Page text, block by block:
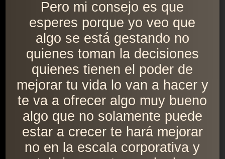
Pero mi consejo es que
esperes porque yo veo que
algo se está gestando no
quienes toman la decisiones
quienes tienen el poder de
mejorar tu vida lo van a hacer y
te va a ofrecer algo muy bueno
algo que no solamente puede
estar a crecer te hará mejorar
no en la escala corporativa y